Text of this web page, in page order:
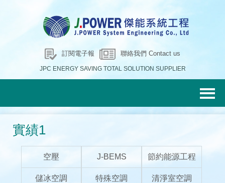
訂閱電子報 聯絡我們 Contact us
JPC ENERGY SAVING TOTAL SOLUTION SUPPLIER
實績1
空壓 J-BEMS 節約能源工程
儲冰空調 特殊空調 清淨室空調